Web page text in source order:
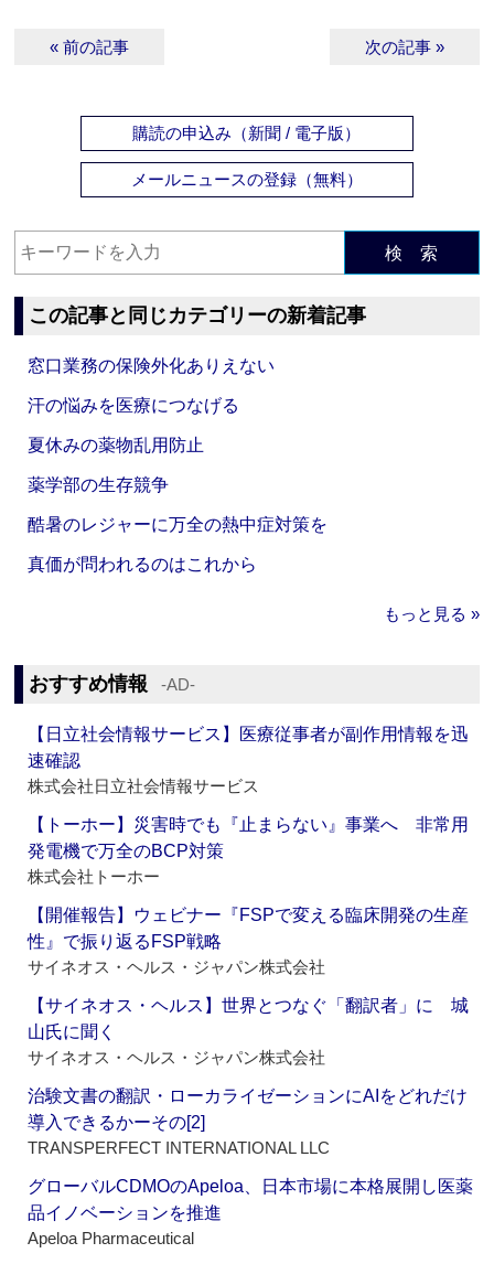
« 前の記事 次の記事 »
購読の申込み（新聞 / 電子版）
メールニュースの登録（無料）
検 索
この記事と同じカテゴリーの新着記事
窓口業務の保険外化ありえない
汗の悩みを医療につなげる
夏休みの薬物乱用防止
薬学部の生存競争
酷暑のレジャーに万全の熱中症対策を
真価が問われるのはこれから
もっと見る »
おすすめ情報 ‐AD‐
【日立社会情報サービス】医療従事者が副作用情報を迅
速確認
株式会社日立社会情報サービス
【トーホー】災害時でも『止まらない』事業へ 非常用
発電機で万全のBCP対策
株式会社トーホー
【開催報告】ウェビナー『FSPで変える臨床開発の生産
性』で振り返るFSP戦略
サイネオス・ヘルス・ジャパン株式会社
【サイネオス・ヘルス】世界とつなぐ「翻訳者」に 城
山氏に聞く
サイネオス・ヘルス・ジャパン株式会社
治験文書の翻訳・ローカライゼーションにAIをどれだけ
導入できるかーその[2]
TRANSPERFECT INTERNATIONAL LLC
グローバルCDMOのApeloa、日本市場に本格展開し医薬
品イノベーションを推進
Apeloa Pharmaceutical